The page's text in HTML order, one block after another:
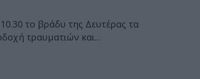
το βράδυ της Δευτέρας τα
τραυματιών και...